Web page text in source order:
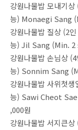
강원나물밥 모내기
능) Monaegi Sang
강원나물밥 질상 (2
능) Jil Sang (Min.
강원나물밥 손님상
능) Sonnim Sang
강원나물밥 사위첫
능) Sawi Cheot
,000원
강원나물밥 서지큰